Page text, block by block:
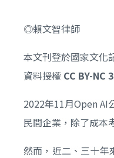
◎賴文智律師
本文刊登於國家文化
資料授權 CC BY-NC
2022年11月Open AI
民間企業，除了成本
然而，近二、三十